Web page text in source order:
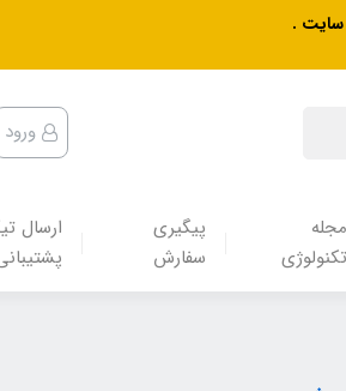
سایت .
ورود
مجله
تکنولوژی
پیگیری
سفارش
ارسال